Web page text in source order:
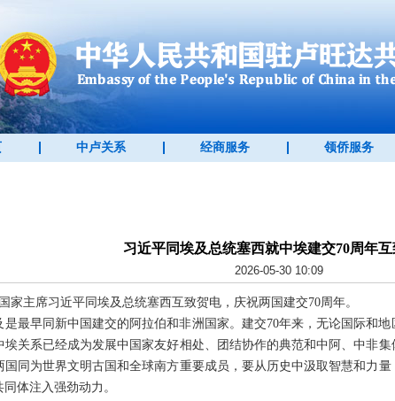
中卢关系 经商服务 领侨服务
习近平同埃及总统塞西就中埃建交70周年
2026-05-30 10:09
家主席习近平同埃及总统塞西互致贺电，庆祝两国建交70周年。
是最早同新中国建交的阿拉伯和非洲国家。建交70年来，无论国际和
埃关系已经成为发展中国家友好相处、团结协作的典范和中阿、中非
国同为世界文明古国和全球南方重要成员，要从历史中汲取智慧和力
体注入强劲动力。